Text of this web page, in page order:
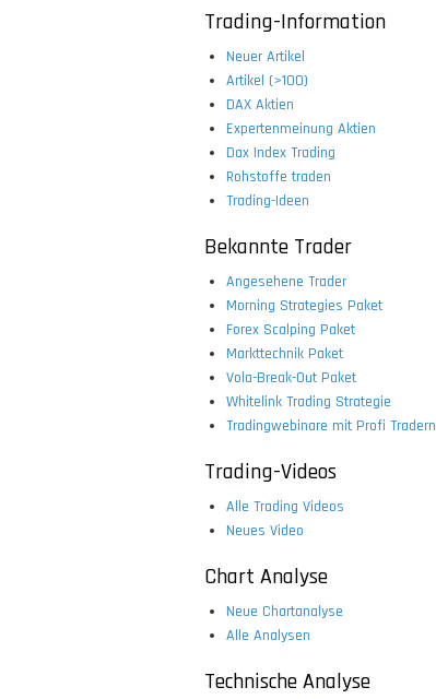
Trading-Information
Neuer Artikel
Artikel (>100)
DAX Aktien
Expertenmeinung Aktien
Dax Index Trading
Rohstoffe traden
Trading-Ideen
Bekannte Trader
Angesehene Trader
Morning Strategies Paket
Forex Scalping Paket
Markttechnik Paket
Vola-Break-Out Paket
Whitelink Trading Strategie
Tradingwebinare mit Profi Tradern
Trading-Videos
Alle Trading Videos
Neues Video
Chart Analyse
Neue Chartanalyse
Alle Analysen
Technische Analyse